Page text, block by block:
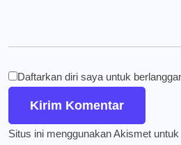
Daftarkan diri saya untuk
Situs ini menggunakan Akismet